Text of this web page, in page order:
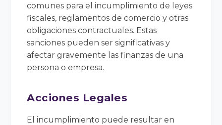
comunes para el incumplimiento de leyes
fiscales, reglamentos de comercio y otras
obligaciones contractuales. Estas
sanciones pueden ser significativas y
afectar gravemente las finanzas de una
persona o empresa.
Acciones Legales
El incumplimiento puede resultar en